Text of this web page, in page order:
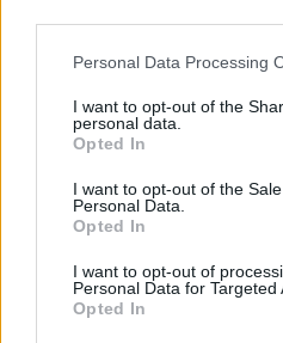
Personal Data Processing
I want to opt-out of the
personal data.
Opted In
I want to opt-out of the
Personal Data.
Opted In
I want to opt-out of
Personal Data for Targeted
Opted In